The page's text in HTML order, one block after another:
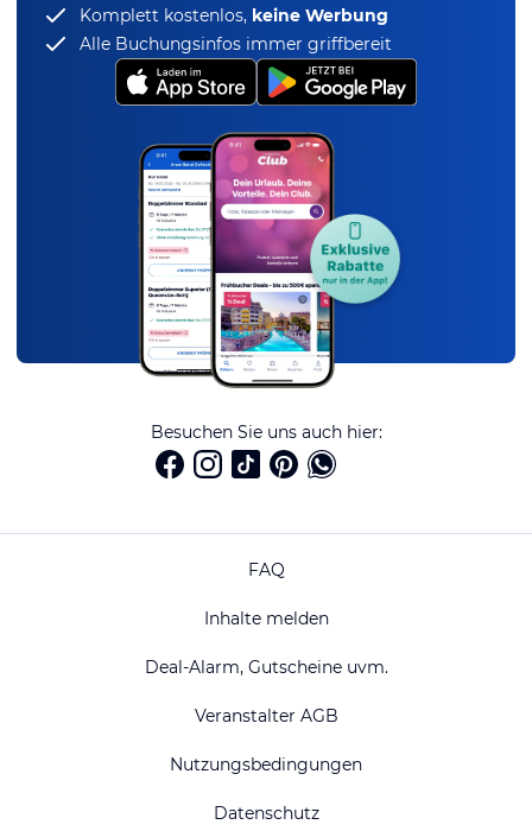
Komplett kostenlos, keine Werbung
Alle Buchungsinfos immer griffbereit
Besuchen Sie uns auch hier:
FAQ
Inhalte melden
Deal-Alarm, Gutscheine uvm.
Veranstalter AGB
Nutzungsbedingungen
Datenschutz